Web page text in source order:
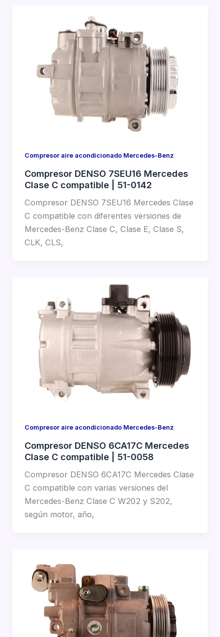
Compresor aire acondicionado Mercedes-Benz
Compresor DENSO 7SEU16 Mercedes
Clase C compatible | 51-0142
Compresor DENSO 7SEU16 Mercedes Clase
C compatible con diferentes versiones de
Mercedes-Benz Clase C, Clase E, Clase S,
CLK, CLS,
Compresor aire acondicionado Mercedes-Benz
Compresor DENSO 6CA17C Mercedes
Clase C compatible | 51-0058
Compresor DENSO 6CA17C Mercedes Clase
C compatible con varias versiones del
Mercedes-Benz Clase C W202 y S202,
según motor, año,